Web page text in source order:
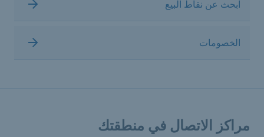
ابحث عن نقاط البيع
الخصومات
مراكز الاتصال في منطقتك